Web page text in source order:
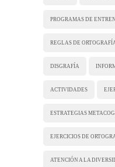
PROGRAMAS DE
REGLAS DE
DISGRAFÍA
ACTIVIDADES
ESTRATEGIAS
EJERCICIOS DE
ATENCIÓN A LA